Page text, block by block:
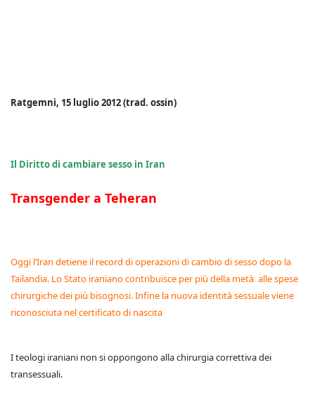
Ratgemni, 15 luglio 2012 (trad. ossin)
Il Diritto di cambiare sesso in Iran
Transgender a Teheran
Oggi l’Iran detiene il record di operazioni di cambio di sesso dopo la
Tailandia. Lo Stato iraniano contribuisce per più della metà alle spese
chirurgiche dei più bisognosi. Infine la nuova identità sessuale viene
riconosciuta nel certificato di nascita
I teologi iraniani non si oppongono alla chirurgia correttiva dei
transessuali.